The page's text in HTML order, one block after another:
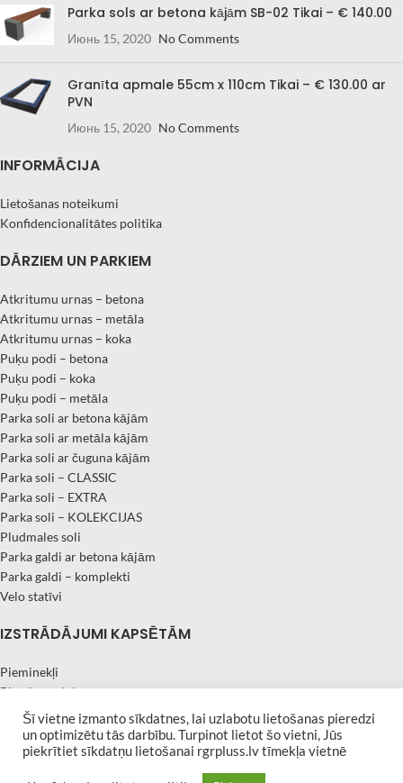
Parka sols ar betona kājām SB-02 Tikai – € 140.00
Июнь 15, 2020 No Comments
Granīta apmale 55cm x 110cm Tikai – € 130.00 ar
PVN
Июнь 15, 2020 No Comments
INFORMĀCIJA
Lietošanas noteikumi
Konfidencionalitātes politika
DĀRZIEM UN PARKIEM
Atkritumu urnas – betona
Atkritumu urnas – metāla
Atkritumu urnas – koka
Puķu podi – betona
Puķu podi – koka
Puķu podi – metāla
Parka soli ar betona kājām
Parka soli ar metāla kājām
Parka soli ar čuguna kājām
Parka soli – CLASSIC
Parka soli – EXTRA
Parka soli – KOLEKCIJAS
Pludmales soli
Parka galdi ar betona kājām
Parka galdi – komplekti
Velo statīvi
IZSTRĀDĀJUMI KAPSĒTĀM
Pieminekļi
Piemiņas plāksnes
Kapu apmales
Kapu soliņi
Kapu sētiņas
Šī vietne izmanto sīkdatnes, lai uzlabotu lietošanas pieredzi
un optimizētu tās darbību. Turpinot lietot šo vietni, Jūs
piekrītiet sīkdatņu lietošanai rgrpluss.lv tīmekļa vietnē